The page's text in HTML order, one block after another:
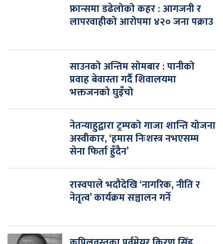
फ्रान्समा डढेलोको कहर : आगजनी र
लापरवाहीको आरोपमा ४२० जना पक्राउ
साउनको अन्तिम सोमबार : पानीको
प्रवाह बेवास्ता गर्दै शिवालयमा
भक्तजनको घुइँचो
नेतन्याहुद्वारा ट्रम्पको गाजा शान्ति योजना
अस्वीकार, ‘हमास निःशस्त्र नभएसम्म
सेना फिर्ता हुँदैन’
रास्वपाले भदौदेखि ‘नागरिक, नीति र
नेतृत्व’ कार्यक्रम सञ्चालन गर्ने